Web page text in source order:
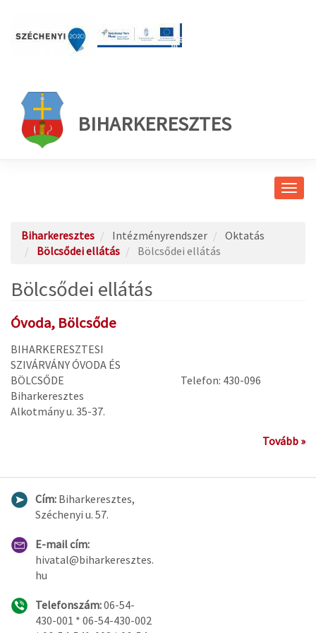
BIHARKERESZTES
Biharkeresztes Intézményrendszer
Oktatás
Bölcsődei ellátás
Bölcsődei ellátás
Bölcsődei ellátás
Óvoda, Bölcsőde
BIHARKERESZTESI
SZIVÁRVÁNY ÓVODA ÉS
BÖLCSŐDE
Biharkeresztes
Alkotmány u. 35-37.
Telefon: 430-096
Tovább »
Cím: Biharkeresztes,
Széchenyi u. 57.
E-mail cím:
hivatal@biharkeresztes.
hu
Telefonszám:06-54-
430-001 * 06-54-430-002